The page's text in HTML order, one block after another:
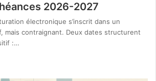
2026-2027
électronique s’inscrit dans un
mais contraignant. Deux dates structurent
:…